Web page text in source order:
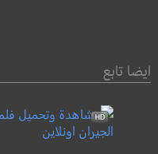
ايضا تابع